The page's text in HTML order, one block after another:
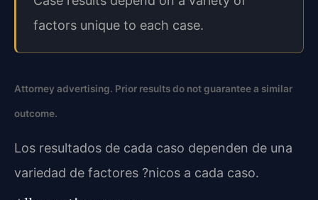
factors unique to each case.
Attorney advertising. Prior results do not guarantee a similar
outcome.
Los resultados de cada caso dependen de una
variedad de factores ?nicos a cada caso.